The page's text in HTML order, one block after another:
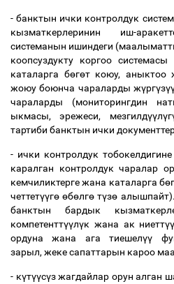
- банктын ички контролдук
кызматкерлеринин иш-
системанын ишиндеги
коопсуздукту коргоо
каталарга бөгөт коюу,
жоюу боюнча чараларды жүргүз
чараларды (мониторингдин
ыкмасы, эрежеси, мезгилдүүлүг
тартиби банктын ички
- ички контролдук
каралган контролдук чаралар
кемчиликтерге жана каталарга бөг
четтетүүгө өбөлгө түзө
банктын бардык
компетенттүүлүк жана ак ниетт
ордуна жана ага тиешелүү
зарыл, жеке сапаттарын кароо
- күтүүсүз жагдайлар орун алган